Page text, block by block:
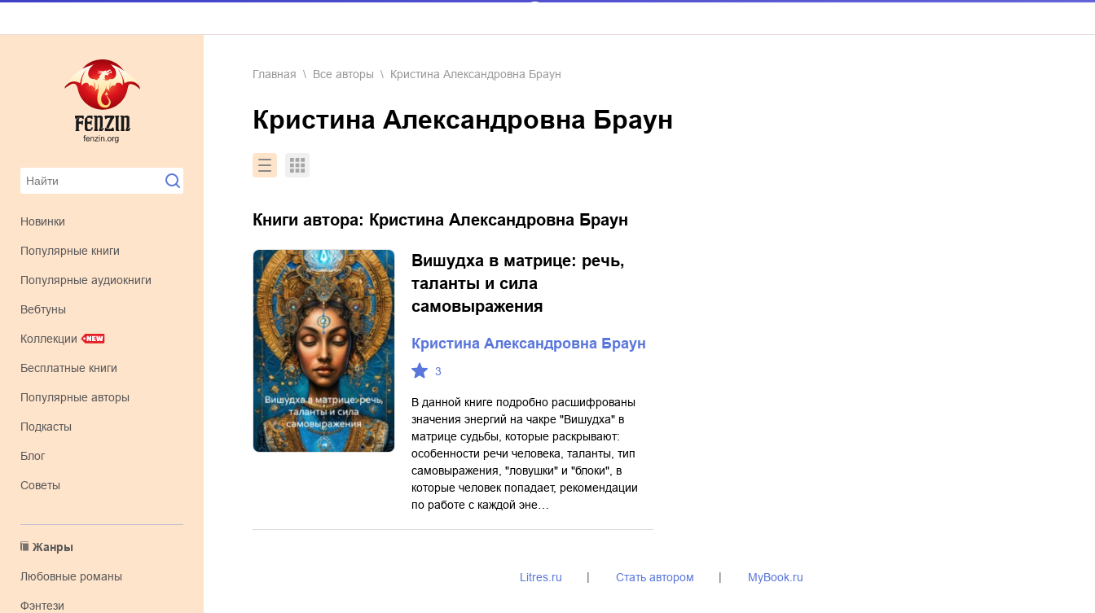
Новинки
Популярные книги
Популярные аудиокниги
Вебтуны
Коллекции
Бесплатные книги
Популярные авторы
Подкасты
Блог
Советы
Жанры
любовные романы
фэнтези
Главная Все авторы Кристина Александровна Браун
Кристина Александровна Браун
Книги автора: Кристина Александровна Браун
Вишудха в матрице: речь,
таланты и сила
самовыражения
Кристина Александровна Браун
3
В данной книге подробно расшифрованы
значения энергий на чакре "Вишудха" в
матрице судьбы, которые раскрывают:
особенности речи человека, таланты, тип
самовыражения, "ловушки" и "блоки", в
которые человек попадает, рекомендации
по работе с каждой эне…
Litres.ru Стать автором MyBook.ru